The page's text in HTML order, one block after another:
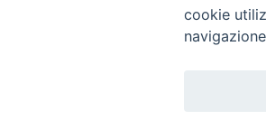
Copyright © 2019 - Tutti i
cookie